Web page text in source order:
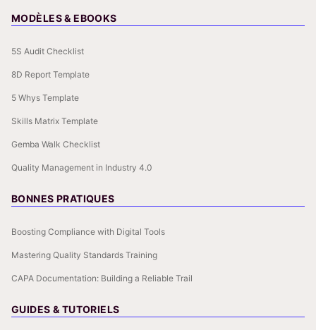
MODÈLES & EBOOKS
5S Audit Checklist
8D Report Template
5 Whys Template
Skills Matrix Template
Gemba Walk Checklist
Quality Management in Industry 4.0
BONNES PRATIQUES
Boosting Compliance with Digital Tools
Mastering Quality Standards Training
CAPA Documentation: Building a Reliable Trail
GUIDES & TUTORIELS